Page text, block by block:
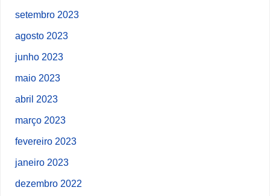
setembro 2023
agosto 2023
junho 2023
maio 2023
abril 2023
março 2023
fevereiro 2023
janeiro 2023
dezembro 2022